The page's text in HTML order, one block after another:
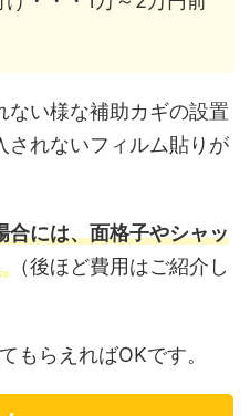
ない様な補助カギの設置
されないフィルム貼りが
合には、面格子やシャッ
（後ほど費用はご紹介し
もらえればOKです。